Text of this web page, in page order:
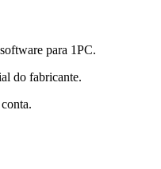
para 1PC.
do fabricante.